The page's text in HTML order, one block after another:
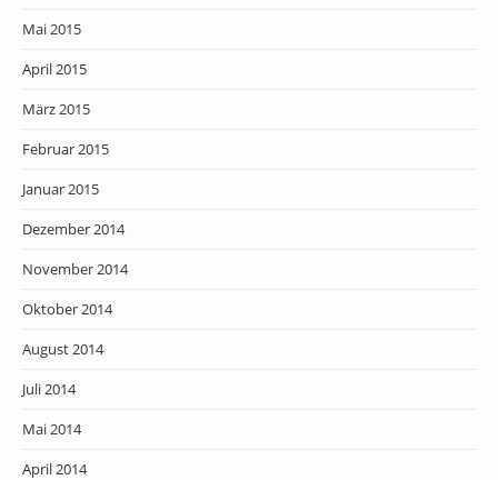
Mai 2015
April 2015
März 2015
Februar 2015
Januar 2015
Dezember 2014
November 2014
Oktober 2014
August 2014
Juli 2014
Mai 2014
April 2014